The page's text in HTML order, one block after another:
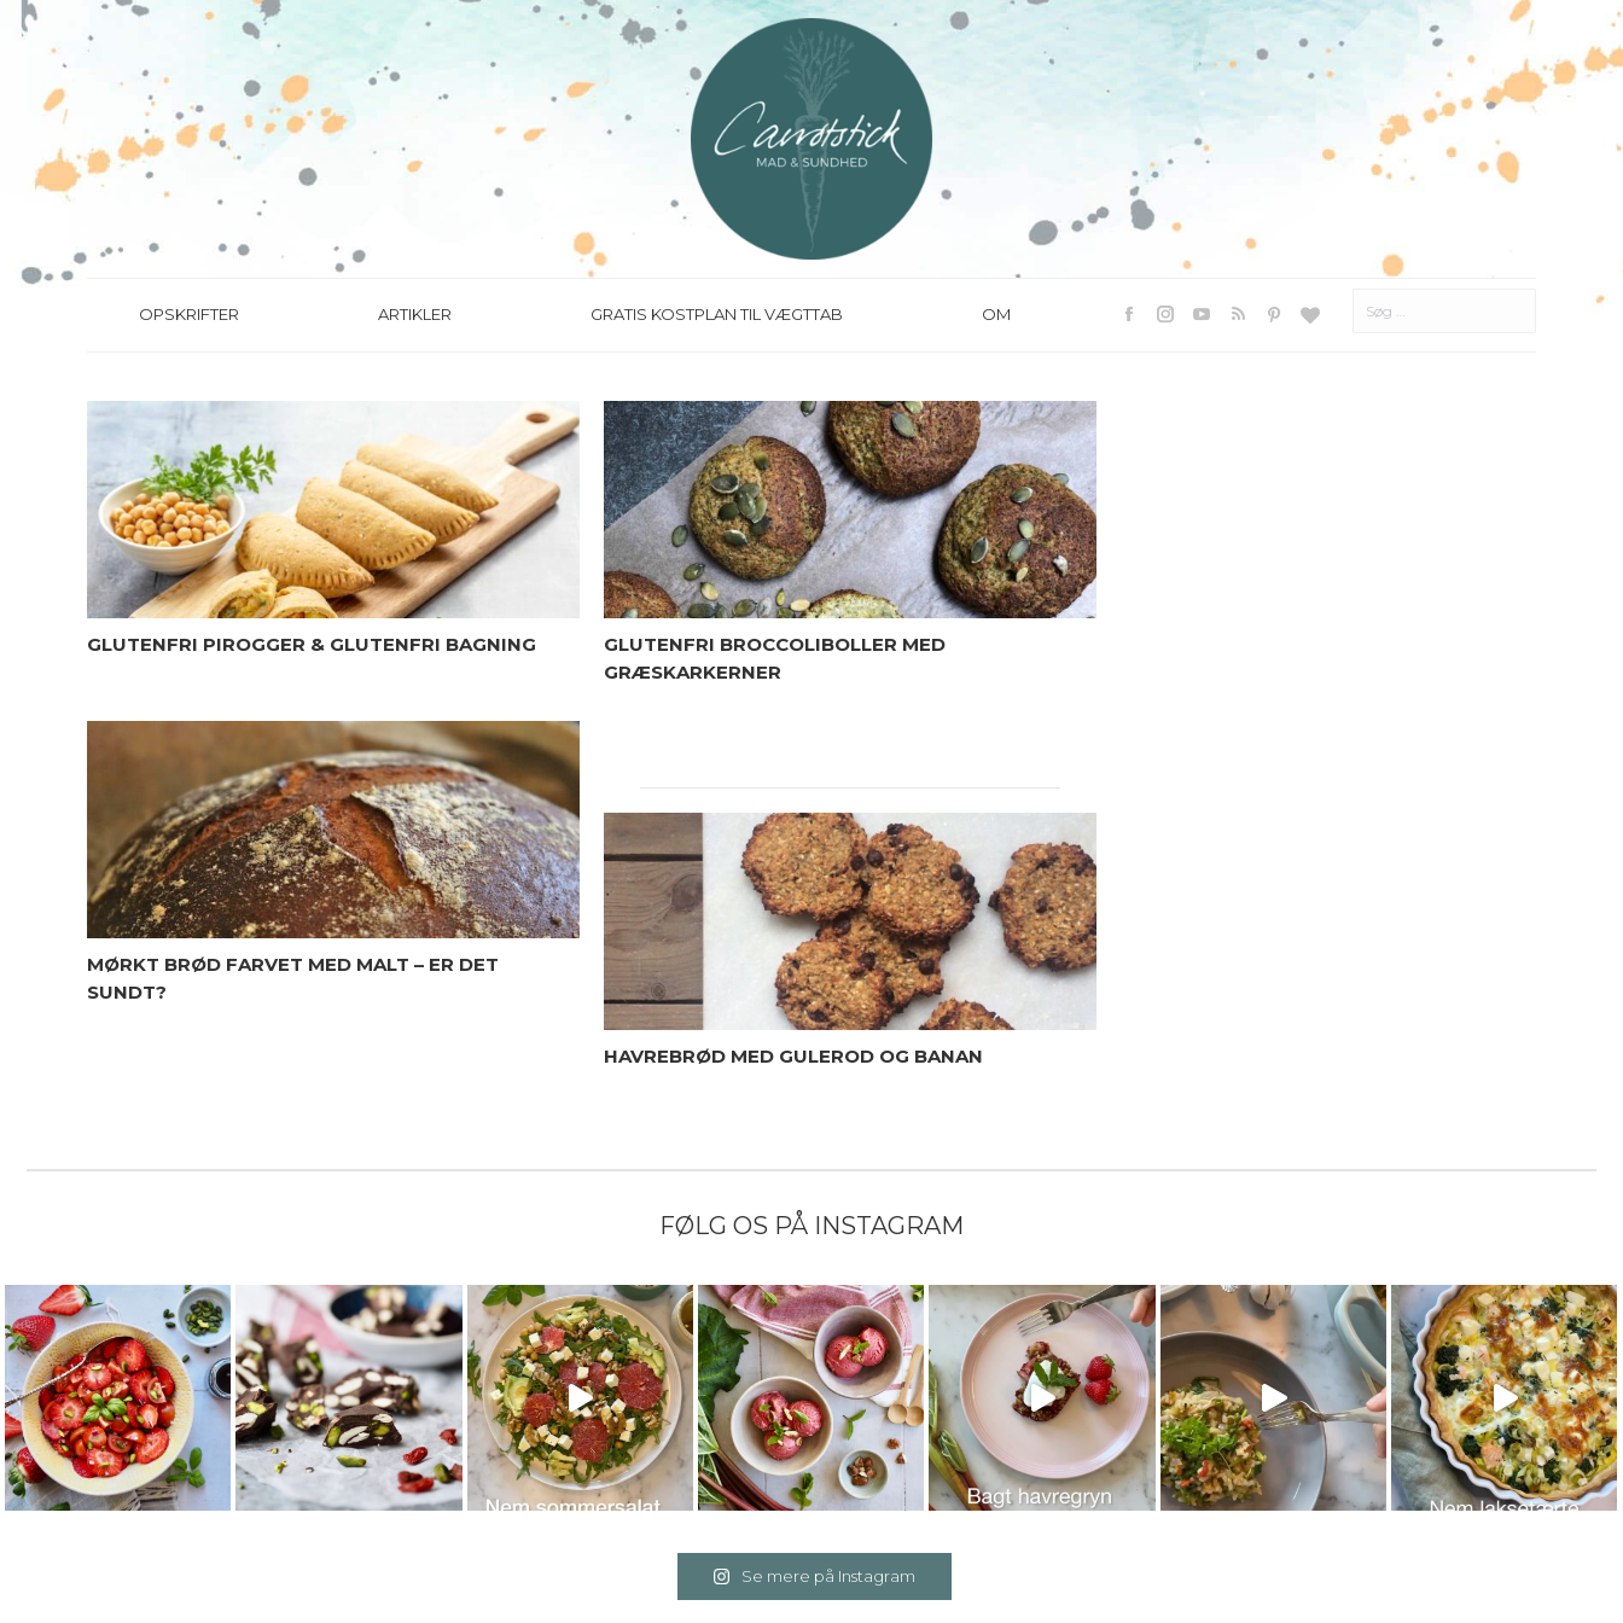
OPSKRIFTER ARTIKLER GRATIS KOSTPLAN TIL VÆGTTAB OM
FacebookInstagramYouTubePinterestWebsted
GLUTENFRI PIROGGER & GLUTENFRI BAGNING
GLUTENFRI BROCCOLIBOLLER MED
GRÆSKARKERNER
MØRKT BRØD FARVET MED MALT – ER DET
SUNDT?
HAVREBRØD MED GULEROD OG BANAN
FØLG OS PÅ INSTAGRAM
Se mere på Instagram